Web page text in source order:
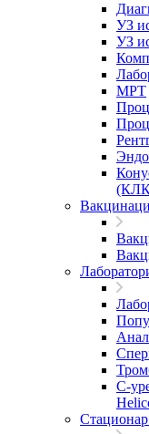
УЗ
УЗ
МРТ
С-
Стационар